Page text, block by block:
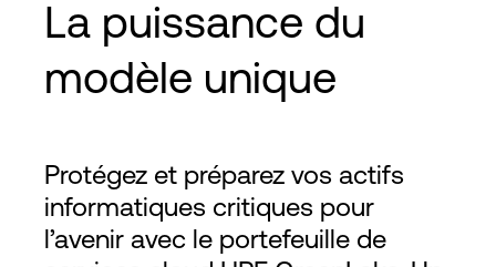
La puissance du
modèle unique
Protégez et préparez vos actifs
informatiques critiques pour
l’avenir avec le portefeuille de